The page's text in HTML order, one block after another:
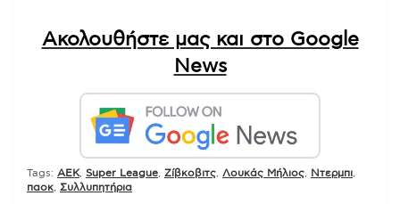
Ακολουθήστε μας και στο Google
News
Tags: AEK, Super League Ζίβκοβιτς Λουκάς Μήλιος Ντερμπι
παοκ
Συλλυπητήρια